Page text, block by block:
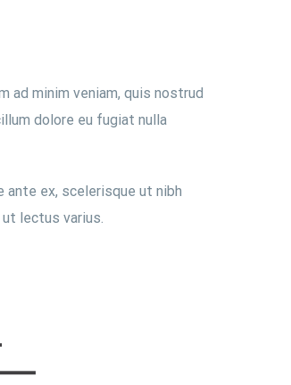
ad minim veniam, quis nostrud
dolore eu fugiat nulla
ex, scelerisque ut nibh
lectus varius.